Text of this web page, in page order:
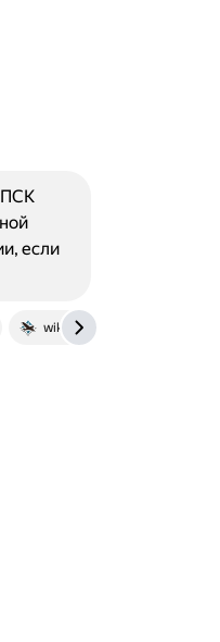
wiki.warthunder.ru
ПСК
если